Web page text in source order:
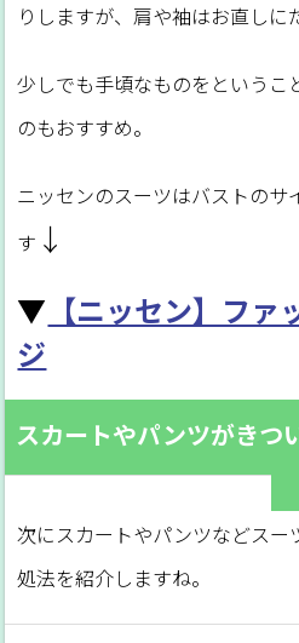
りしますが、肩や袖はお直しに
少しでも手頃なものをというこ
のもおすすめ。
ニッセンのスーツはバストのサ
す ↓
▼ 【ニッセン】フ
ジ
スカートやパンツがきつ
次にスカートやパンツなどスー
処法を紹介しますね。